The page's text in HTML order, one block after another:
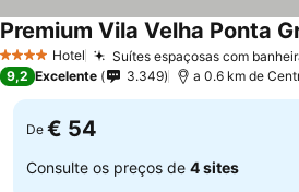
4 EstrelasHotel Suítes espaçosas com
Premium Vila Velha Ponta
9,2 Excelente 3.349 a 0.6 km de
De € 54
Consulte os preços de 4 sites